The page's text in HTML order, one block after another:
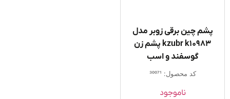
پشم چین برقی زوبر مدل
kzubr k10983 پشم زن
گوسفند و اسب
کد محصول: 30071
ناموجود